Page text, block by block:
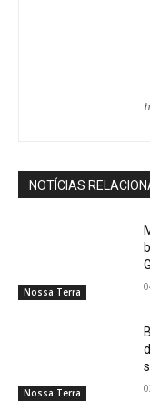
NOTÍCIAS
Nossa Terra
Nossa Terra